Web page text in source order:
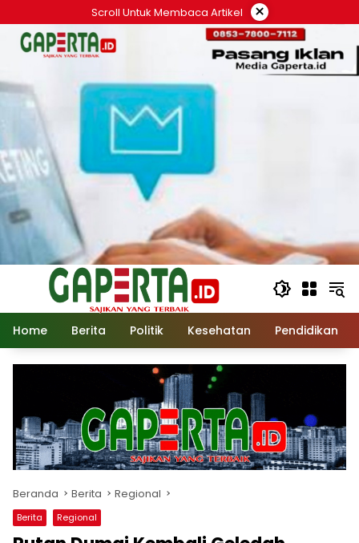
ke
konten
Scroll Untuk Membaca Artikel ×
Home Berita Politik Kesehatan Pendidikan
Beranda Berita Regional
Berita Regional